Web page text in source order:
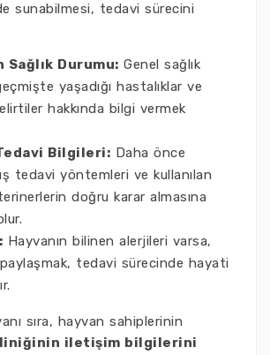
sunabilmesi, tedavi sürecini
Sağlık Durumu: Genel sağlık
yaşadığı hastalıklar ve
hakkında bilgi vermek
Bilgileri: Daha önce
tedavi yöntemleri ve kullanılan
doğru karar almasına
Hayvanın bilinen alerjileri varsa,
tedavi sürecinde hayati
sıra, hayvan sahiplerinin
iletişim bilgilerini